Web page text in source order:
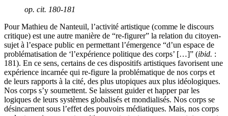
op. cit. 180-181
Pour Mathieu de Nanteuil, l’activité artistique (comme le discours
critique) est une autre manière de “re-figurer” la relation du citoyen-
sujet à l’espace public en permettant l’émergence “d’un espace de
problématisation de ‘l’expérience politique des corps’ […]” (ibid. :
181). En ce sens, certains de ces dispositifs artistiques favorisent une
expérience incarnée qui re-figure la problématique de nos corps et
de leurs rapports à la cité, des plus utopiques aux plus idéologiques.
Nos corps s’y soumettent. Se laissent guider et happer par les
logiques de leurs systèmes globalisés et mondialisés. Nos corps se
désincarnent sous l’effet des pouvoirs médiatiques. Mais, nos corps